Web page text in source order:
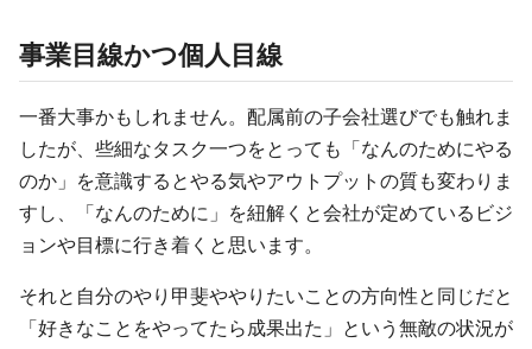
事業目線かつ個人目線
一番大事かもしれません。配属前の子会社選びでも触れま
したが、些細なタスク一つをとっても「なんのためにやる
のか」を意識するとやる気やアウトプットの質も変わりま
すし、「なんのために」を紐解くと会社が定めているビジ
ョンや目標に行き着くと思います。
それと自分のやり甲斐ややりたいことの方向性と同じだと
「好きなことをやってたら成果出た」という無敵の状況が